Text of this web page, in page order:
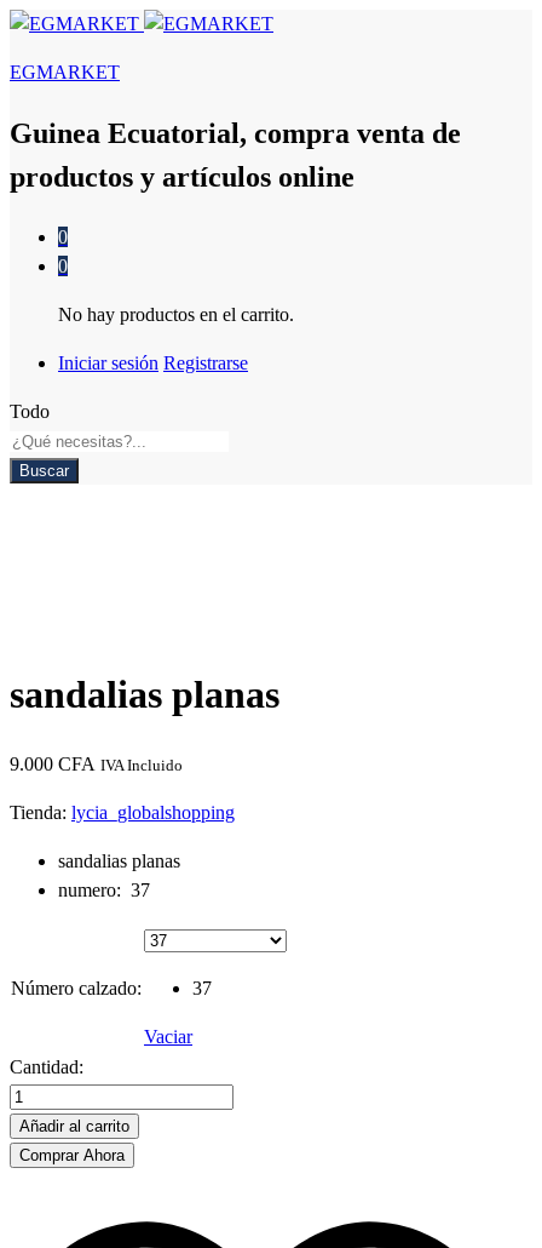
EGMARKET
Guinea Ecuatorial, compra venta de
productos y artículos online
0
0
No hay productos en el carrito.
Iniciar sesión Registrarse
Todo
Buscar
sandalias planas
9.000 CFA IVA Incluido
Tienda: lycia_globalshopping
sandalias planas
numero: 37
Número calzado: 37
Vaciar
sandalias
planas
cantidad
Cantidad:
Añadir al carrito
Comprar Ahora